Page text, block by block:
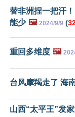
替非洲捏一把汗
能少 🖼️ 2024/9/9 (
重回多维度 🖼️
台风摩羯走了 海
山西“太平王”发